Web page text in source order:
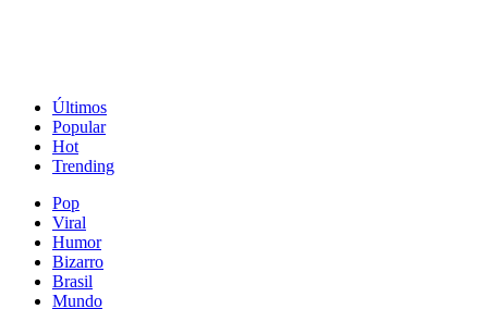
Últimos
Popular
Hot
Trending
Pop
Viral
Humor
Bizarro
Brasil
Mundo